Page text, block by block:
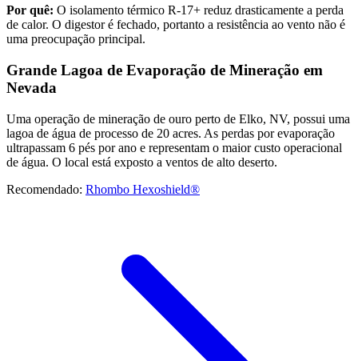
Por quê: O isolamento térmico R-17+ reduz drasticamente a perda
de calor. O digestor é fechado, portanto a resistência ao vento não é
uma preocupação principal.
Grande Lagoa de Evaporação de Mineração em
Nevada
Uma operação de mineração de ouro perto de Elko, NV, possui uma
lagoa de água de processo de 20 acres. As perdas por evaporação
ultrapassam 6 pés por ano e representam o maior custo operacional
de água. O local está exposto a ventos de alto deserto.
Recomendado: Rhombo Hexoshield®